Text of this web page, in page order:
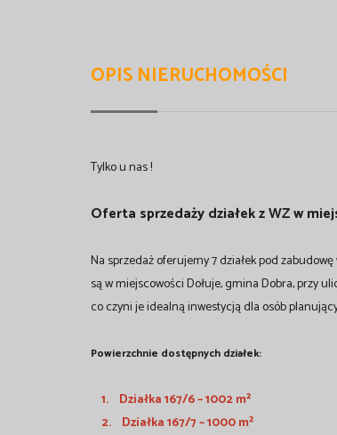
OPIS NIERUCHOMOŚCI
Tylko u nas !
Oferta sprzedaży działek z WZ w
Na sprzedaż oferujemy 7 działek pod
są w miejscowości Dołuje, gmina Dobra, przy
co czyni je idealną inwestycją dla osób
Powierzchnie dostępnych działek:
1. Działka 167/6 – 1002 m²
2. Działka 167/7 – 1000 m²